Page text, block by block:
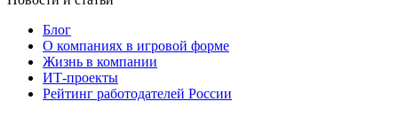
Блог
О компаниях в игровой форме
Жизнь в компании
ИТ-проекты
Рейтинг работодателей России